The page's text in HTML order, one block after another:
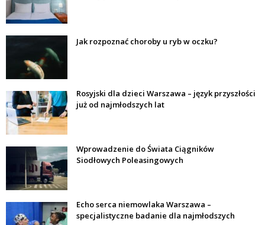
Jak rozpoznać choroby u ryb w oczku?
Rosyjski dla dzieci Warszawa – język przyszłości
już od najmłodszych lat
Wprowadzenie do Świata Ciągników
Siodłowych Poleasingowych
Echo serca niemowlaka Warszawa –
specjalistyczne badanie dla najmłodszych